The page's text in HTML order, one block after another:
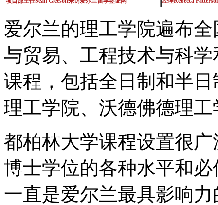
爱尔兰的理工学院遍布
与贸易、工程技术与科
课程，包括全日制和半
理工学院、沃德佛德理
都柏林大学课程设置很
博士学位的各种水平和
一直是爱尔兰最具影响